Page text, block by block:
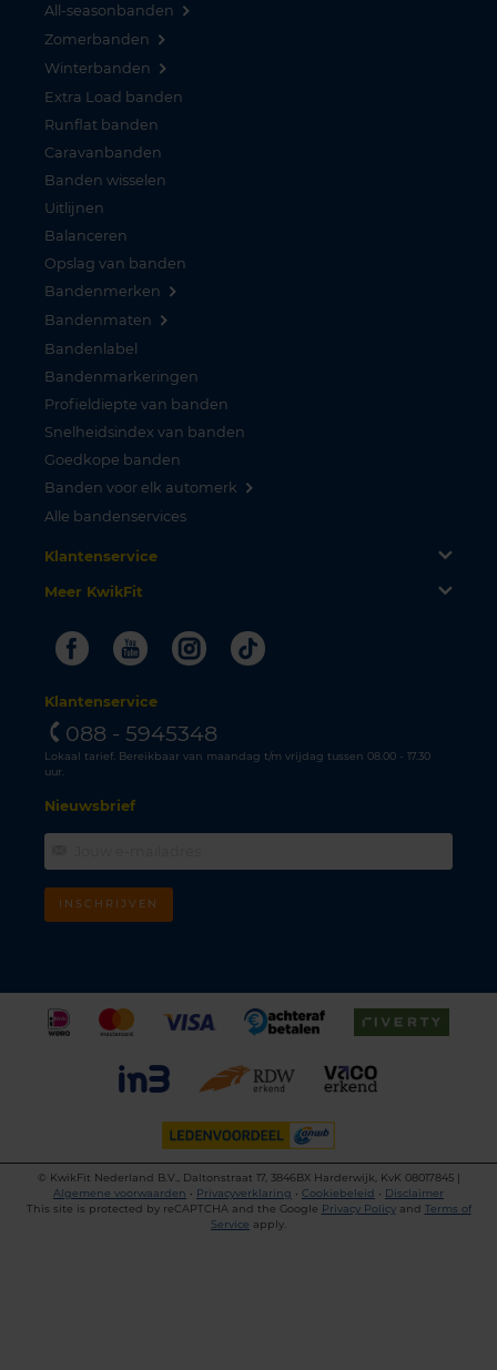
All-seasonbanden
Zomerbanden
Winterbanden
Extra Load banden
Runflat banden
Caravanbanden
Banden wisselen
Uitlijnen
Balanceren
Opslag van banden
Bandenmerken
Bandenmaten
Bandenlabel
Bandenmarkeringen
Profieldiepte van banden
Snelheidsindex van banden
Goedkope banden
Banden voor elk automerk
Alle bandenservices
Klantenservice
Meer KwikFit
FacebookYoutubeInstagram
Tiktok
Klantenservice
088 - 5945348
Lokaal tarief. Bereikbaar van maandag t/m vrijdag tussen 08.00 - 17.30
uur.
Nieuwsbrief
INSCHRIJVEN
©
KwikFit Nederland B.V., Daltonstraat 17, 3846BX Harderwijk, KvK 08017845 |
Algemene voorwaarden • Privacyverklaring • Cookiebeleid • Disclaimer
This site is protected by reCAPTCHA and the Google Privacy Policyand Terms of
Service apply.